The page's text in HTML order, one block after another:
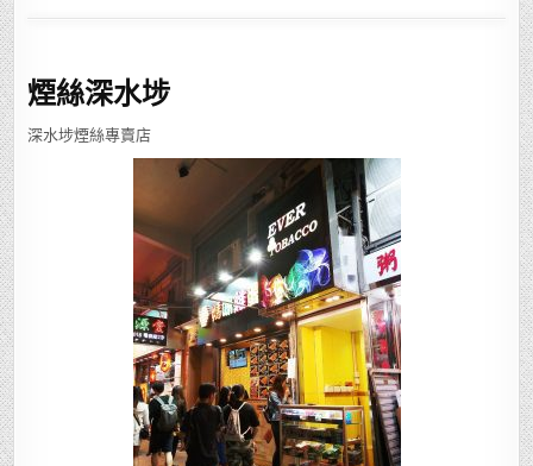
煙絲深水埗
深水埗煙絲專賣店